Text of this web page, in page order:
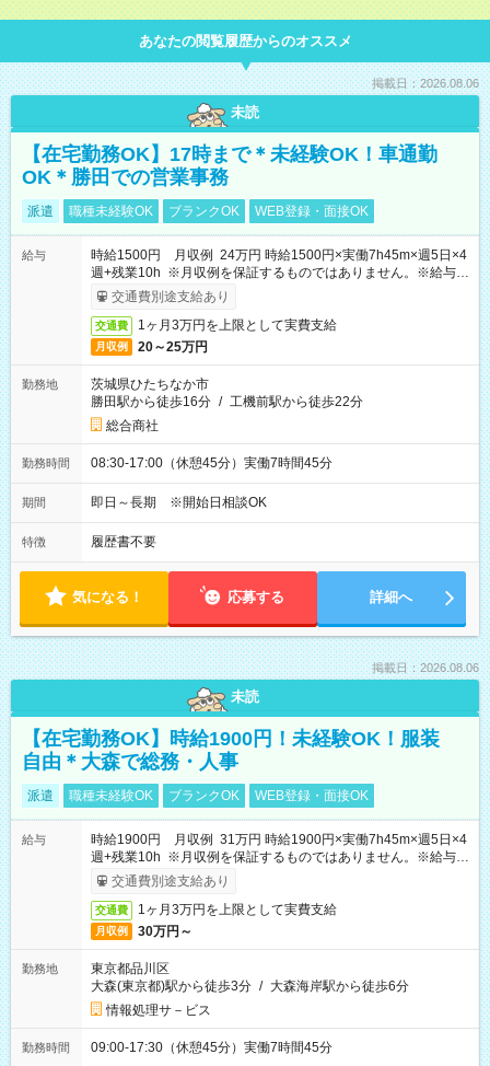
あなたの閲覧履歴からのオススメ
掲載日：2026.08.06
未読
【在宅勤務OK】17時まで＊未経験OK！車通勤
OK＊勝田での営業事務
派遣 職種未経験OK ブランクOK WEB登録・面接OK
給与
時給1500円 月収例 24万円 時給1500円×実働7h45m×週5日×4
週+残業10h ※月収例を保証するものではありません。※給与即
受取りサービス利用可（利用条件有）
交通費別途支給あり
交通費 1ヶ月3万円を上限として実費支給
月収例 20～25万円
勤務地
茨城県ひたちなか市
勝田駅から徒歩16分 / 工機前駅から徒歩22分
総合商社
勤務時間 08:30-17:00（休憩45分）実働7時間45分
期間 即日～長期 ※開始日相談OK
特徴 履歴書不要
気になる！ 応募する 詳細へ
掲載日：2026.08.06
未読
【在宅勤務OK】時給1900円！未経験OK！服装
自由＊大森で総務・人事
派遣 職種未経験OK ブランクOK WEB登録・面接OK
給与
時給1900円 月収例 31万円 時給1900円×実働7h45m×週5日×4
週+残業10h ※月収例を保証するものではありません。※給与即
受取りサービス利用可（利用条件有）
交通費別途支給あり
交通費 1ヶ月3万円を上限として実費支給
月収例 30万円～
勤務地
東京都品川区
大森(東京都)駅から徒歩3分 / 大森海岸駅から徒歩6分
情報処理サ－ビス
勤務時間 09:00-17:30（休憩45分）実働7時間45分